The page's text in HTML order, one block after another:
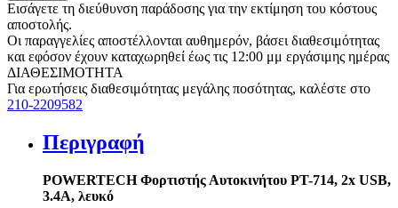
Εισάγετε τη διεύθυνση παράδοσης για την εκτίμηση του κόστους
αποστολής.
Οι παραγγελίες αποστέλλονται αυθημερόν, βάσει διαθεσιμότητας
και εφόσον έχουν καταχωρηθεί έως τις 12:00 μμ εργάσιμης ημέρας
ΔΙΑΘΕΣΙΜΟΤΗΤΑ
Για ερωτήσεις διαθεσιμότητας μεγάλης ποσότητας, καλέστε στο
210-2209582
Περιγραφή
POWERTECH Φορτιστής Αυτοκινήτου PT-714, 2x USB,
3.4A, λευκό